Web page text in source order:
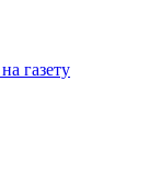
газету